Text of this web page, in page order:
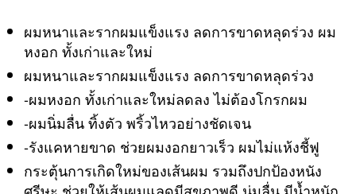
คา
ไม่
แพง
ถูก
มาก
สั่ง
ซื้อ
ผ่าน
ผมหนาและรากผมแข็งแรง ลดการขาดหลุดร่วง ผม
หงอก ทั้งเก่าและใหม่
ผมหนาและรากผมแข็งแรง ลดการขาดหลุดร่วง
-ผมหงอก ทั้งเก่าและใหม่ลดลง ไม่ต้องโกรกผม
-ผมนิ่มลื่น ทิ้งตัว พริ้วไหวอย่างชัดเจน
-รังแคหายขาด ช่วยผมงอกยาวเร็ว ผมไม่แห้งชี้ฟู
กระตุ้นการเกิดใหม่ของเส้นผม รวมถึงปกป้องหนัง